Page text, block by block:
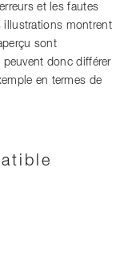
et les fautes
illustrations montrent
sont
donc différer
en termes de